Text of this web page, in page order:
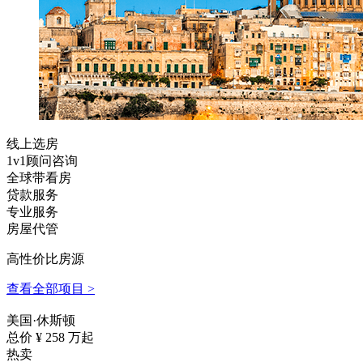
线上选房
1v1顾问咨询
全球带看房
贷款服务
专业服务
房屋代管
高性价比房源
查看全部项目 >
美国·休斯顿
总价 ¥ 258 万起
热卖